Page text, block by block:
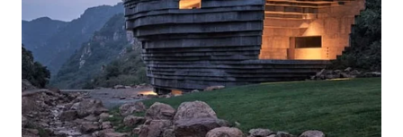
WAHANA
KONSUMEN
WAHANA
LISTRIK